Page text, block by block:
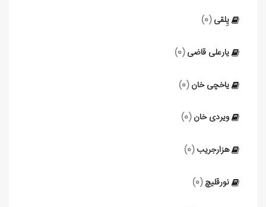
یِلقی (0)
یارعلی قاضی (0)
یاخچی خان (0)
ویردی خان (0)
هزارجریب (0)
نورقلیچ (0)